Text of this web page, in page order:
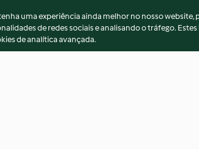
uma experiência ainda melhor no nosso
de redes sociais e analisando o tráfego.
de analítica avançada.